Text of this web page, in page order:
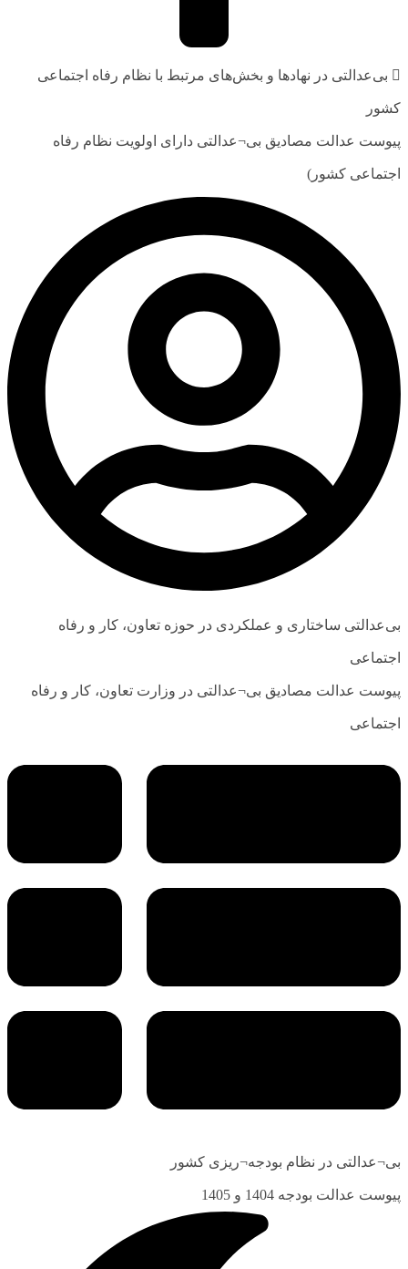
 بی‌عدالتی در نهادها و بخش‌های مرتبط با نظام رفاه اجتماعی
کشور
پیوست عدالت مصادیق بی¬عدالتی دارای اولویت نظام رفاه
اجتماعی کشور)
بی‌عدالتی‌ ساختاری و عملکردی در حوزه تعاون، کار و رفاه
اجتماعی
پیوست عدالت مصادیق بی¬عدالتی در وزارت تعاون، کار و رفاه
اجتماعی
بی¬عدالتی در نظام بودجه¬ریزی کشور
پیوست عدالت بودجه 1404 و 1405